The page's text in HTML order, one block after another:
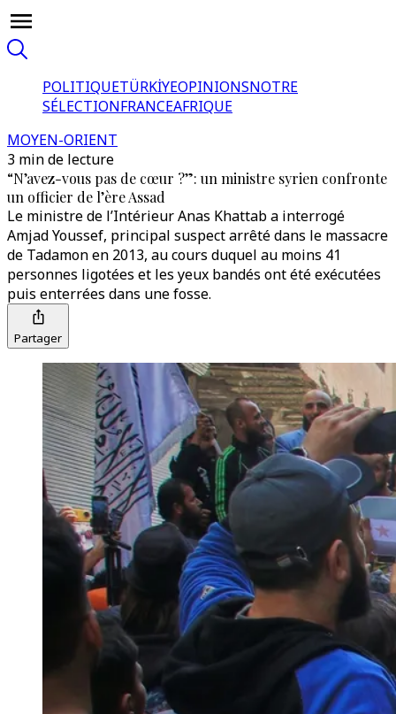
POLITIQUETÜRKİYEOPINIONSNOTRE
SÉLECTIONFRANCEAFRIQUE
MOYEN-ORIENT
3 min de lecture
“N’avez-vous pas de cœur ?”: un ministre syrien confronte
un officier de l’ère Assad
Le ministre de l’Intérieur Anas Khattab a interrogé
Amjad Youssef, principal suspect arrêté dans le massacre
de Tadamon en 2013, au cours duquel au moins 41
personnes ligotées et les yeux bandés ont été exécutées
puis enterrées dans une fosse.
Partager